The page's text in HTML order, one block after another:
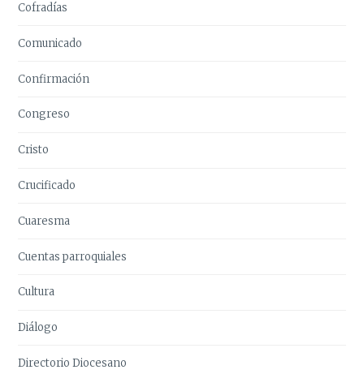
Cofradías
Comunicado
Confirmación
Congreso
Cristo
Crucificado
Cuaresma
Cuentas parroquiales
Cultura
Diálogo
Directorio Diocesano